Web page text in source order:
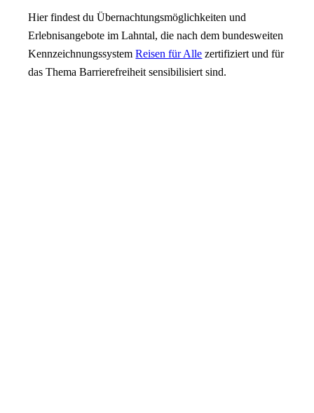
Hier findest du Übernachtungsmöglichkeiten und
Erlebnisangebote im Lahntal, die nach dem bundesweiten
KennzeichnungssystemReisen für Alle zertifiziert und für
das Thema Barrierefreiheit sensibilisiert sind.